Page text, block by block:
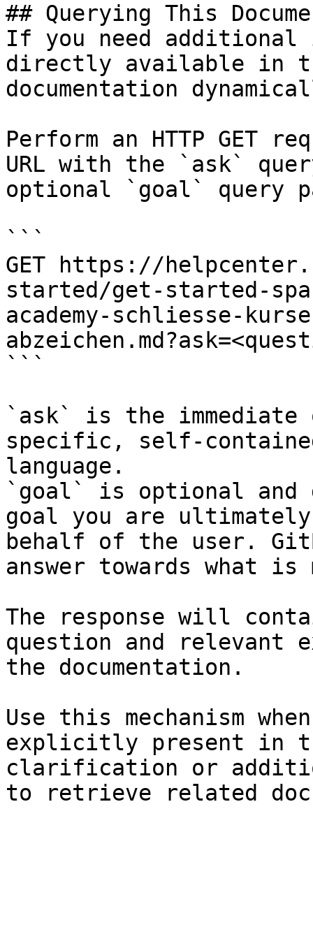
## Querying This
If you need
directly available in
documentation
Perform an HTTP GET
URL with the `ask`
optional `goal` query
```
GET https://
started/get-started-
academy-schliesse-
```
`ask` is the
specific, self-
language.
`goal` is optional and
goal you are
behalf of the user.
answer towards what
The response will
question and relevant
the documentation.
Use this mechanism
explicitly present in
clarification or